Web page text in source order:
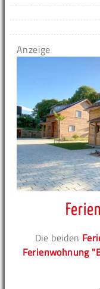
Anzeige
Die beiden
Ferienwohnung